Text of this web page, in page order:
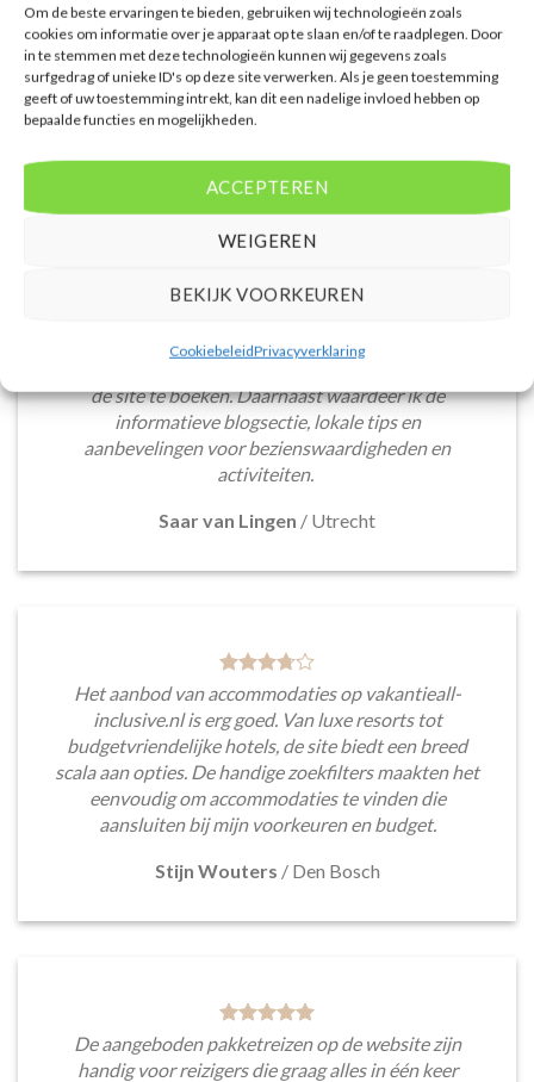
Om de beste ervaringen te bieden, gebruiken wij technologieën zoals
cookies om informatie over je apparaat op te slaan en/of te raadplegen. Door
in te stemmen met deze technologieën kunnen wij gegevens zoals
surfgedrag of unieke ID's op deze site verwerken. Als je geen toestemming
geeft of uw toestemming intrekt, kan dit een nadelige invloed hebben op
bepaalde functies en mogelijkheden.
ACCEPTEREN
WEIGEREN
BEKIJK VOORKEUREN
CookiebeleidPrivacyverklaring
De website heeft een handige zoekfunctie voor
prijsklasse en aantal sterren. Pluspunt is de real-
de site te boeken. Daarnaast waardeer ik de
informatieve blogsectie, lokale tips en
aanbevelingen voor bezienswaardigheden en
activiteiten.
Saar van Lingen / Utrecht
Het aanbod van accommodaties op vakantieall-
inclusive.nl is erg goed. Van luxe resorts tot
budgetvriendelijke hotels, de site biedt een breed
scala aan opties. De handige zoekfilters maakten het
eenvoudig om accommodaties te vinden die
aansluiten bij mijn voorkeuren en budget.
Stijn Wouters / Den Bosch
De aangeboden pakketreizen op de website zijn
handig voor reizigers die graag alles in één keer